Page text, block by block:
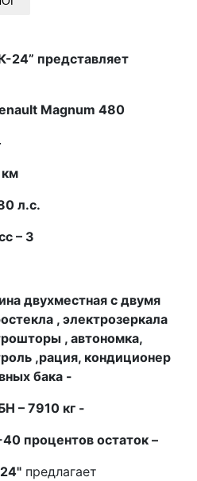
24” представляет
Magnum 480
л.с.
– 3
двухместная с двумя
, электрозеркала
, автономка,
,рация, кондиционер
бака -
– 7910 кг -
процентов остаток –
предлагает